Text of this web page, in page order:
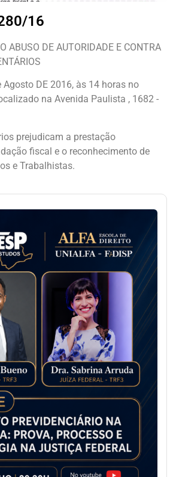
16
ABUSO DE AUTORIDADE E CONTRA
Agosto DE 2016, às 14 horas no
na Avenida Paulista , 1682 -
prejudicam a prestação
fiscal e o reconhecimento de
e Trabalhistas.